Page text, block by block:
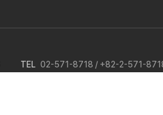
TEL 02-571-8718 / +82-2-571-